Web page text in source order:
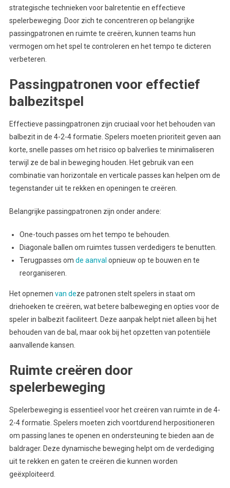
strategische technieken voor balretentie en effectieve
spelerbeweging. Door zich te concentreren op belangrijke
passingpatronen en ruimte te creëren, kunnen teams hun
vermogen om het spel te controleren en het tempo te dicteren
verbeteren.
Passingpatronen voor effectief
balbezitspel
Effectieve passingpatronen zijn cruciaal voor het behouden van
balbezit in de 4-2-4 formatie. Spelers moeten prioriteit geven aan
korte, snelle passes om het risico op balverlies te minimaliseren
terwijl ze de bal in beweging houden. Het gebruik van een
combinatie van horizontale en verticale passes kan helpen om de
tegenstander uit te rekken en openingen te creëren.
Belangrijke passingpatronen zijn onder andere:
One-touch passes om het tempo te behouden.
Diagonale ballen om ruimtes tussen verdedigers te benutten.
Terugpasses om de aanval opnieuw op te bouwen en te
reorganiseren.
Het opnemen van deze patronen stelt spelers in staat om
driehoeken te creëren, wat betere balbeweging en opties voor de
speler in balbezit faciliteert. Deze aanpak helpt niet alleen bij het
behouden van de bal, maar ook bij het opzetten van potentiële
aanvallende kansen.
Ruimte creëren door
spelerbeweging
Spelerbeweging is essentieel voor het creëren van ruimte in de 4-
2-4 formatie. Spelers moeten zich voortdurend herpositioneren
om passing lanes te openen en ondersteuning te bieden aan de
baldrager. Deze dynamische beweging helpt om de verdediging
uit te rekken en gaten te creëren die kunnen worden
geëxploiteerd.